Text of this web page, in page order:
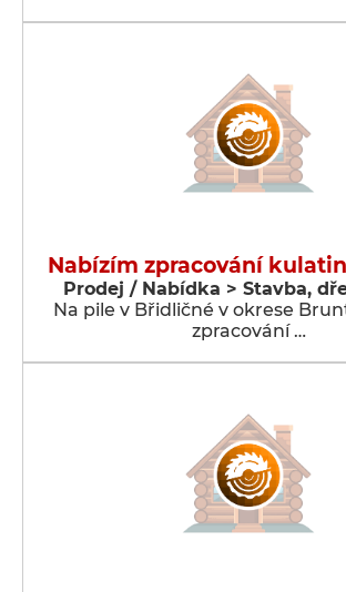
Nabízím zpracování
Prodej / Nabídka > Stavba,
Na pile v Břidličné v okrese
zpracování …